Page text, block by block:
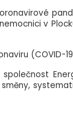
v
(COVID-